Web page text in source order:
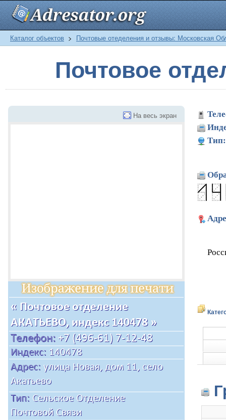
Каталог объектов > Почтовые отеделения и отзывы: Московская
Почтовое
На весь экран
Тип: